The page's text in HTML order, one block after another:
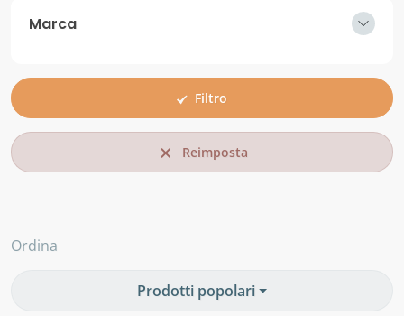
Marca
Filtro
Reimposta
Ordina
Prodotti popolari